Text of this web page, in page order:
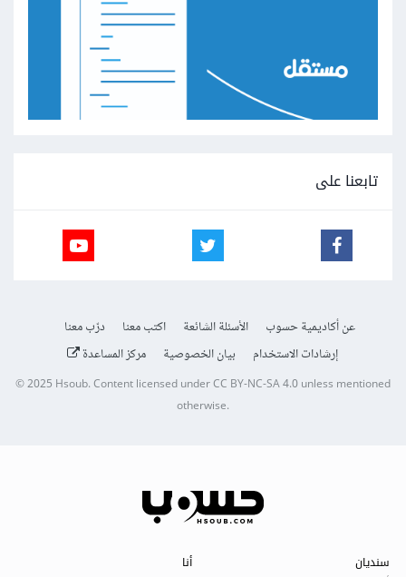
تابعنا على
عن أكاديمية حسوب الأسئلة الشائعة اكتب معنا
درّب معنا
إرشادات الاستخدام
بيان الخصوصية مركز المساعدة
© 2025Hsoub.Content licensed underCC BY-NC-SA 4.0unless mentioned
otherwise.